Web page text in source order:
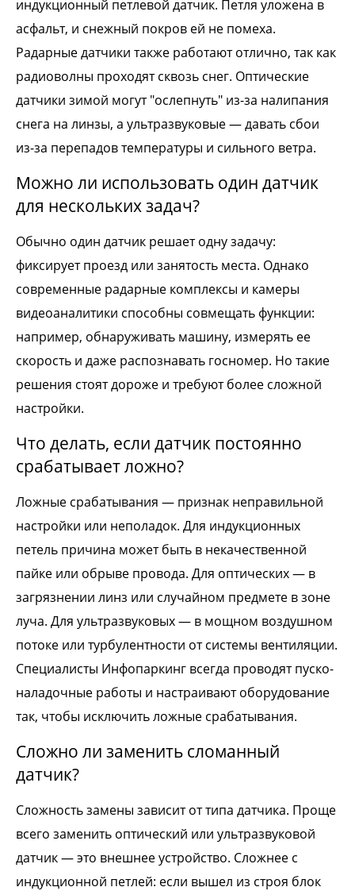
индукционный петлевой датчик. Петля уложена в
асфальт, и снежный покров ей не помеха.
Радарные датчики также работают отлично, так как
радиоволны проходят сквозь снег. Оптические
датчики зимой могут "ослепнуть" из-за налипания
снега на линзы, а ультразвуковые — давать сбои
из-за перепадов температуры и сильного ветра.
Можно ли использовать один датчик
для нескольких задач?
Обычно один датчик решает одну задачу:
фиксирует проезд или занятость места. Однако
современные радарные комплексы и камеры
видеоаналитики способны совмещать функции:
например, обнаруживать машину, измерять ее
скорость и даже распознавать госномер. Но такие
решения стоят дороже и требуют более сложной
настройки.
Что делать, если датчик постоянно
срабатывает ложно?
Ложные срабатывания — признак неправильной
настройки или неполадок. Для индукционных
петель причина может быть в некачественной
пайке или обрыве провода. Для оптических — в
загрязнении линз или случайном предмете в зоне
луча. Для ультразвуковых — в мощном воздушном
потоке или турбулентности от системы вентиляции.
Специалисты Инфопаркинг всегда проводят пуско-
наладочные работы и настраивают оборудование
так, чтобы исключить ложные срабатывания.
Сложно ли заменить сломанный
датчик?
Сложность замены зависит от типа датчика. Проще
всего заменить оптический или ультразвуковой
датчик — это внешнее устройство. Сложнее с
индукционной петлей: если вышел из строя блок